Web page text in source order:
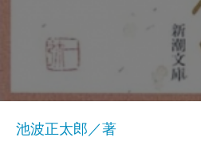
池波正太郎／著